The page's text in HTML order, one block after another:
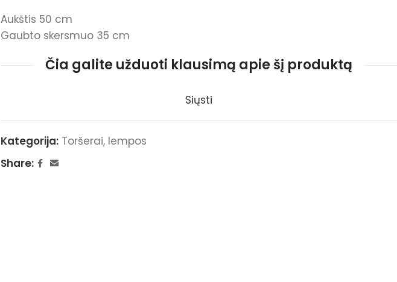
Aukštis 50 cm
Gaubto skersmuo 35 cm
Čia galite užduoti klausimą apie šį produktą
Siųsti
Kategorija: Toršerai, lempos
Share: